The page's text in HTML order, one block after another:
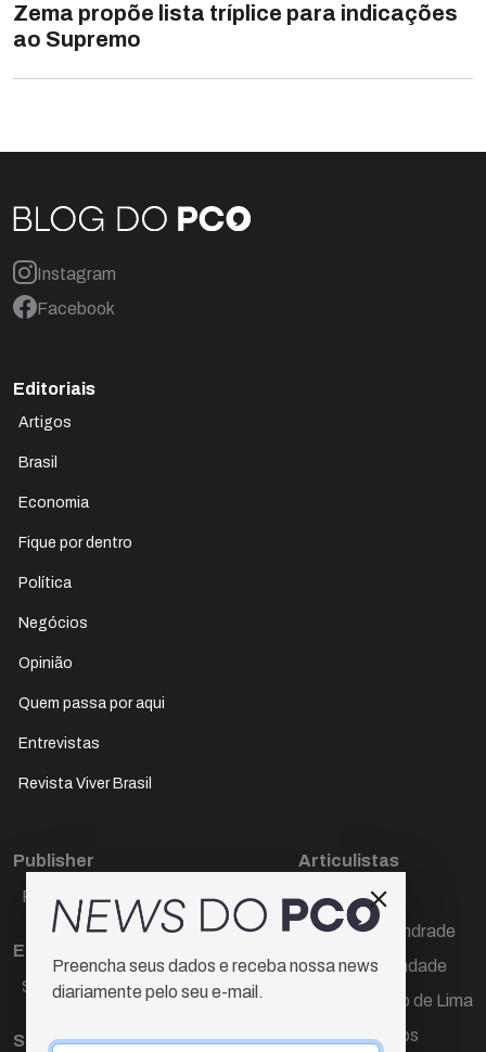
Zema propõe lista tríplice para indicações
ao Supremo
Instagram
Facebook
Editoriais
Artigos
Brasil
Economia
Fique por dentro
Política
Negócios
Opinião
Quem passa por aqui
Entrevistas
Revista Viver Brasil
Publisher
Paulo Cesar de Oliveira
Editora Chefe
Sueli Cotta
Sub-editora
Articulistas
Décio Freire
Dr Marcos Andrade
Hamilton Trindade
Igor Carvalho de Lima
Mario Campos
Preencha seus dados e receba nossa news
diariamente pelo seu e-mail.